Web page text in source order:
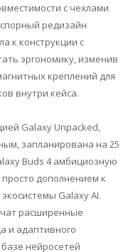
с чехлами
редизайн
к конструкции с
эргономику, изменив
креплений для
внутри кейса.
Galaxy Unpacked,
запланирована на 25
Buds 4 амбициозную
дополнением к
Galaxy AI.
расширенные
и адаптивного
нейросетей